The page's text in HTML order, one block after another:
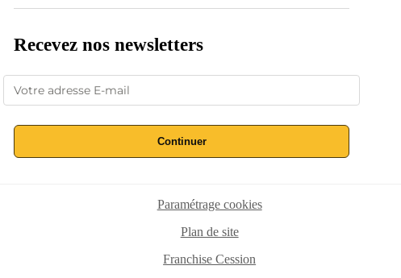
Recevez nos newsletters
Continuer
Paramétrage cookies
Plan de site
Franchise Cession